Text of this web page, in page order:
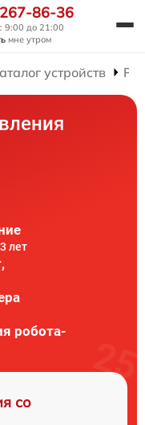
86-36
9:00 до 21:00
мне утром
устройств
лет
робота-
со